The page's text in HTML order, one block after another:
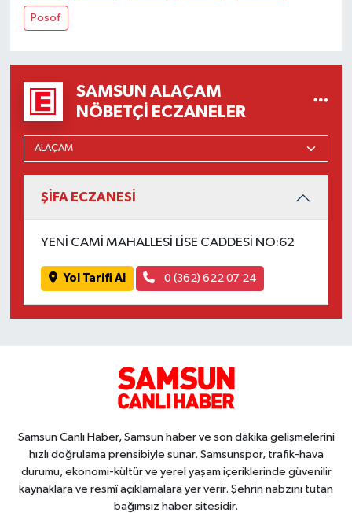
Posof
SAMSUN ALAÇAM
NÖBETÇI ECZANELER
ŞİFA ECZANESİ
YENİ CAMİ MAHALLESİ LİSE CADDESİ NO:62
Yol Tarifi Al 0 (362) 622 07 24
Samsun Canlı Haber, Samsun haber ve son dakika gelişmelerini
hızlı doğrulama prensibiyle sunar. Samsunspor, trafik-hava
durumu, ekonomi-kültür ve yerel yaşam içeriklerinde güvenilir
kaynaklara ve resmî açıklamalara yer verir. Şehrin nabzını tutan
bağımsız haber sitesidir.